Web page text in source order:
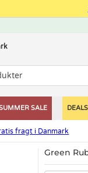
SALE DEALS
fragt i Danmark
Green